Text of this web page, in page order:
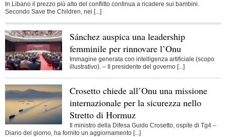
In Libano il prezzo più alto del conflitto continua a ricadere sui bambini.
Secondo Save the Children, nei [...]
Sánchez auspica una leadership
femminile per rinnovare l’Onu
Immagine generata con intelligenza artificiale (scopo
illustrativo). – Il presidente del governo [...]
Crosetto chiede all’Onu una missione
internazionale per la sicurezza nello
Stretto di Hormuz
Il ministro della Difesa Guido Crosetto, ospite di Tg4 –
Diario del giorno, ha fornito un aggiornamento [...]